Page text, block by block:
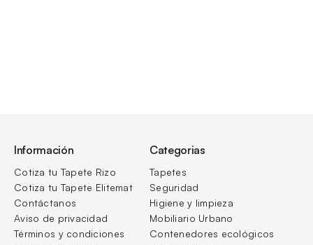
Información
Cotiza tu Tapete Rizo
Cotiza tu Tapete Elitemat
Contáctanos
Aviso de privacidad
Términos y condiciones
Categorias
Tapetes
Seguridad
Higiene y limpieza
Mobiliario Urbano
Contenedores ecológicos